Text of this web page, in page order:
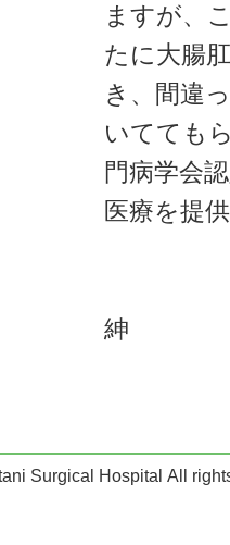
ますが、
たに大腸
き、間違
いてても
門病学会
医療を提
紳
Surgical Hospital All